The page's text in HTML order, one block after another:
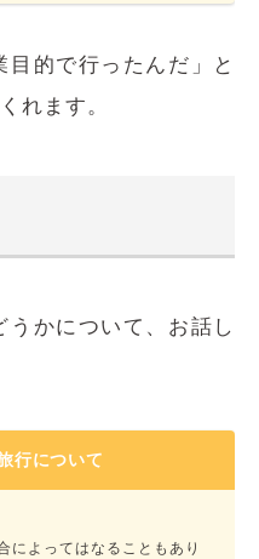
的で行ったんだ」と
れます。
かについて、お話し
行について
によってはなることもあり